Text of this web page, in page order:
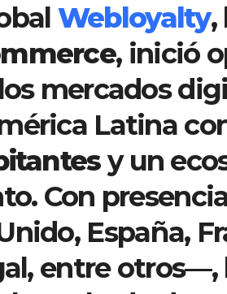
Webloyalty,
, inició
mercados
Latina
y un
Con
España,
entre otros—,